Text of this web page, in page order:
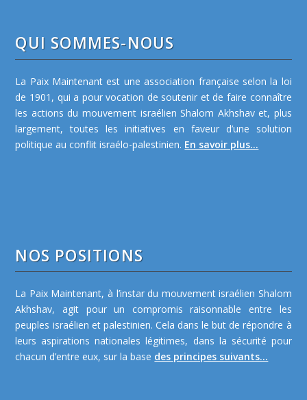
QUI SOMMES-NOUS
La Paix Maintenant est une association française selon la loi
de 1901, qui a pour vocation de soutenir et de faire connaître
les actions du mouvement israélien Shalom Akhshav et, plus
largement, toutes les initiatives en faveur d’une solution
politique au conflit israélo-palestinien. En savoir plus...
NOS POSITIONS
La Paix Maintenant, à l’instar du mouvement israélien Shalom
Akhshav, agit pour un compromis raisonnable entre les
peuples israélien et palestinien. Cela dans le but de répondre à
leurs aspirations nationales légitimes, dans la sécurité pour
chacun d’entre eux, sur la base des principes suivants...